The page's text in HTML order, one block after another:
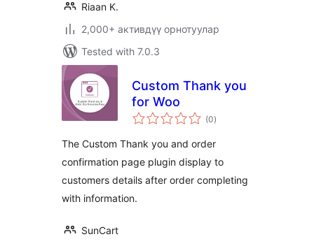
Riaan K.
2,000+ активдүү орнотуулар
Tested with 7.0.3
Custom Thank you
for Woo
(0total
ratings
)
The Custom Thank you and order
confirmation page plugin display to
customers details after order completing
with information.
SunCart